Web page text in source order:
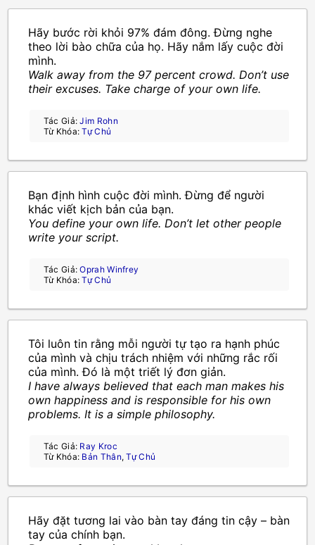
Hãy bước rời khỏi 97% đám đông. Đừng nghe
theo lời bào chữa của họ. Hãy nắm lấy cuộc đời
mình.
Walk away from the 97 percent crowd. Don’t use
their excuses. Take charge of your own life.
Tác Giả:Jim Rohn
Từ Khóa:Tự Chủ
Bạn định hình cuộc đời mình. Đừng để người
khác viết kịch bản của bạn.
You define your own life. Don’t let other people
write your script.
Tác Giả:Oprah Winfrey
Từ Khóa:Tự Chủ
Tôi luôn tin rằng mỗi người tự tạo ra hạnh phúc
của mình và chịu trách nhiệm với những rắc rối
của mình. Đó là một triết lý đơn giản.
I have always believed that each man makes his
own happiness and is responsible for his own
problems. It is a simple philosophy.
Tác Giả: Ray Kroc
Từ Khóa: Bản Thân,Tự Chủ
Hãy đặt tương lai vào bàn tay đáng tin cậy – bàn
tay của chính bạn.